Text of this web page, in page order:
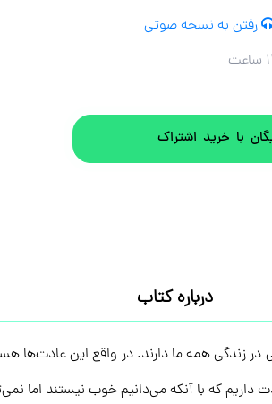
رفتن به نسخه صوتی
با خرید اشتراک
درباره کتاب
زندگی همه ما دارند. در واقع این عادت‌ها
داریم که با آنکه می‌دانیم خوب نیستند اما